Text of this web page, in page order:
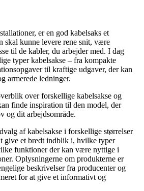
er en god kabelsaks et
kunne levere rene snit, være
til de kabler, du arbejder med. I dag
typer kabelsakse – fra kompakte
til kraftige udgaver, der kan
armerede ledninger.
over forskellige kabelsakse og
finde inspiration til den model, der
og dit arbejdsområde.
af kabelsakse i forskellige størrelser
give et bredt indblik i, hvilke typer
funktioner der kan være nyttige i
Oplysningerne om produkterne er
beskrivelser fra producenter og
for at give et informativt og